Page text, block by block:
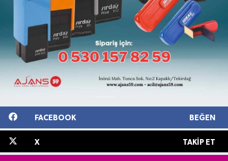
FACEBOOK BEĞEN
X TAKIP ET